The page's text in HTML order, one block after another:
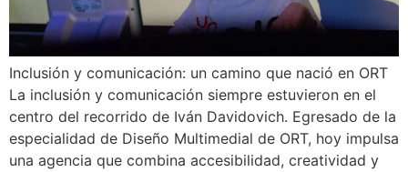
Inclusión y comunicación: un camino que nació en ORT
La inclusión y comunicación siempre estuvieron en el
centro del recorrido de Iván Davidovich. Egresado de la
especialidad de Diseño Multimedial de ORT, hoy impulsa
una agencia que combina accesibilidad, creatividad y